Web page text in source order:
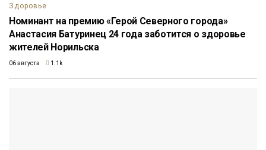
Здоровье
Номинант на премию «Герой Северного города»
Анастасия Батуринец 24 года заботится о здоровье
жителей Норильска
06 августа 1.1k